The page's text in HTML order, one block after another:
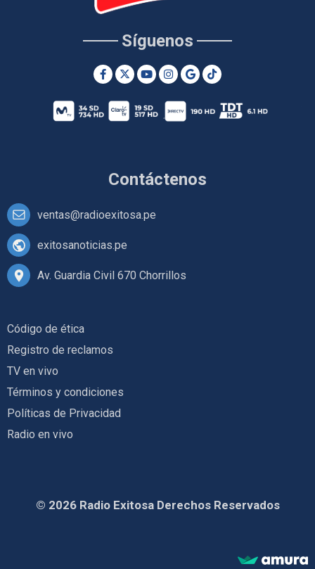
Contáctenos
ventas@radioexitosa.pe
exitosanoticias.pe
Av. Guardia Civil 670 Chorrillos
Síguenos
Código de ética
Registro de reclamos
TV en vivo
Términos y condiciones
Políticas de Privacidad
Radio en vivo
© 2026 Radio Exitosa Derechos Reservados